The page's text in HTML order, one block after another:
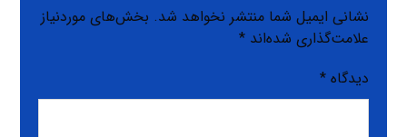
نشانی ایمیل شما منتشر نخواهد شد. بخش‌های موردنیاز
علامت‌گذاری شده‌اند*
دیدگاه*